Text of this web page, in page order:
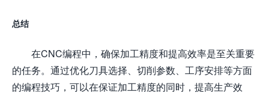
总结
在CNC编程中，确保加工精度和提高效率是至关重要
的任务。通过优化刀具选择、切削参数、工序安排等方面
的编程技巧，可以在保证加工精度的同时，提高生产效